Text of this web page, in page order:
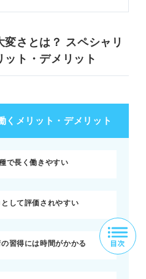
さとは？ スペシャリ
ット・デメリット
くメリット・デメリット
で長く働きやすい
して評価されやすい
習得には時間がかかる